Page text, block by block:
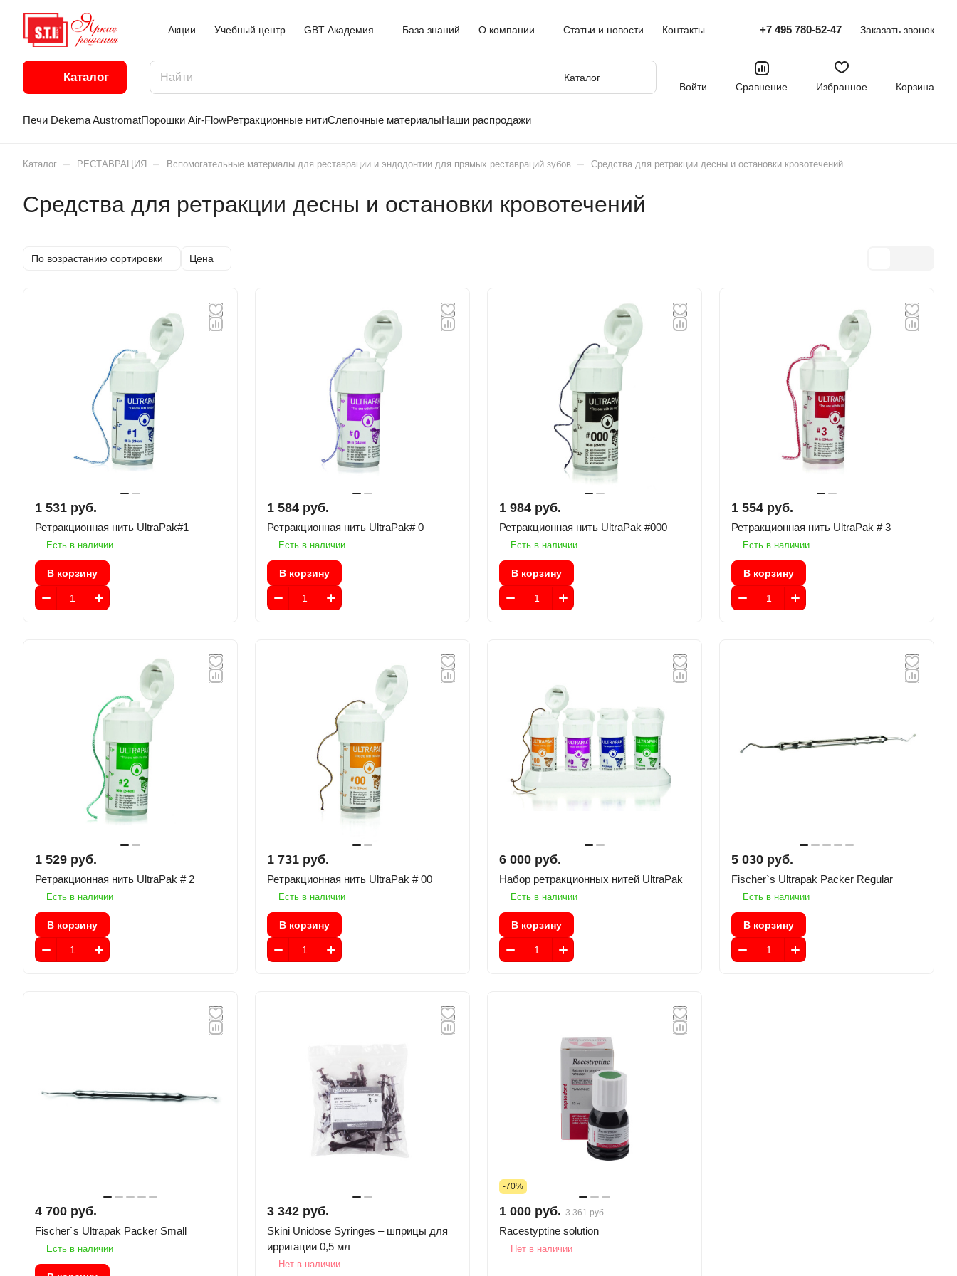
Акции Учебный центр GBT Академия База знаний О компании Статьи и новости Контакты +7 495 780-52-47 Заказать звонок
Каталог
Каталог
Войти
Сравнение Избранное Корзина
Печи Dekema AustromatПорошки Air-FlowРетракционные нитиСлепочные материалыНаши распродажи
Каталог – РЕСТАВРАЦИЯ – Вспомогательные материалы для реставрации и эндодонтии для прямых реставраций зубов – Средства для ретракции десны и остановки кровотечений
Средства для ретракции десны и остановки кровотечений
По возрастанию сортировки Цена
1 531 руб.
Ретракционная нить UltraPak#1
Есть в наличии
В корзину
1 584 руб.
Ретракционная нить UltraPak# 0
Есть в наличии
В корзину
1 984 руб.
Ретракционная нить UltraPak #000
Есть в наличии
В корзину
1 554 руб.
Ретракционная нить UltraPak # 3
Есть в наличии
В корзину
1 529 руб.
Ретракционная нить UltraPak # 2
Есть в наличии
В корзину
1 731 руб.
Ретракционная нить UltraPak # 00
Есть в наличии
В корзину
6 000 руб.
Набор ретракционных нитей UltraPak
Есть в наличии
В корзину
5 030 руб.
Fischer`s Ultrapak Packer Regular
Есть в наличии
В корзину
4 700 руб.
Fischer`s Ultrapak Packer Small
Есть в наличии
3 342 руб.
Skini Unidose Syringes – шприцы для
ирригации 0,5 мл
Нет в наличии
-70%
1 000 руб. 3 361 руб.
Racestyptine solution
Нет в наличии